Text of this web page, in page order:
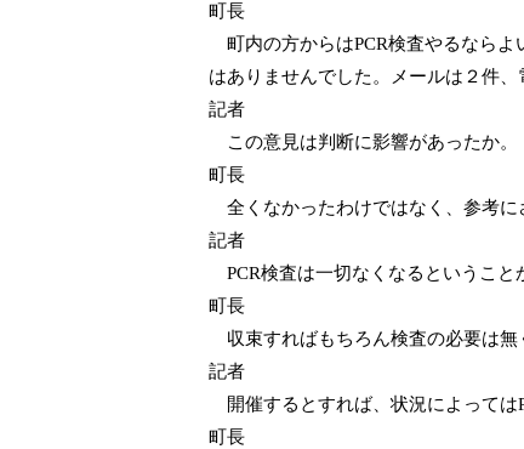
町長
町内の方からはPCR検査やるならよ
はありませんでした。メールは２件、
記者
この意見は判断に影響があったか。
町長
全くなかったわけではなく、参考に
記者
PCR検査は一切なくなるということ
町長
収束すればもちろん検査の必要は無
記者
開催するとすれば、状況によっては
町長